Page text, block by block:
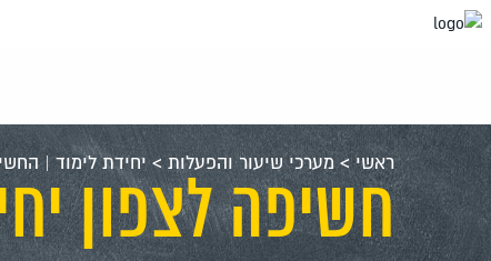
עבור
ראשי>מערכי שיעור והפעלות> יחידת לימוד |
חשיפה לצפון